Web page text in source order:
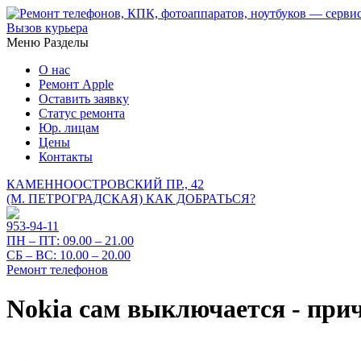
Вызов курьера
Меню Разделы
О нас
Ремонт Apple
Оставить заявку
Статус ремонта
Юр. лицам
Цены
Контакты
КАМЕННООСТРОВСКИЙ ПР., 42
(М. ПЕТРОГРАДСКАЯ) КАК ДОБРАТЬСЯ?
953-94-11
ПН – ПТ: 09.00 – 21.00
СБ – ВС: 10.00 – 20.00
Ремонт телефонов
Nokia сам выключается -